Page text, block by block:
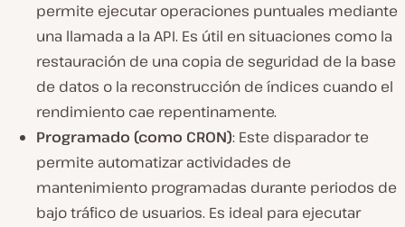
permite ejecutar operaciones puntuales mediante
una llamada a la API. Es útil en situaciones como la
restauración de una copia de seguridad de la base
de datos o la reconstrucción de índices cuando el
rendimiento cae repentinamente.
Programado (como CRON): Este disparador te
permite automatizar actividades de
mantenimiento programadas durante periodos de
bajo tráfico de usuarios. Es ideal para ejecutar